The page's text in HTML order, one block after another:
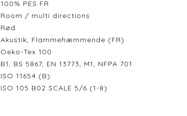
100% PES FR
Room / multi directions
Rød
Akustik, Flammehæmmende (FR)
Oeko-Tex 100
B1, BS 5867, EN 13773, M1, NFPA 701
ISO 11654 (B)
ISO 105 B02 SCALE 5/6 (1-8)